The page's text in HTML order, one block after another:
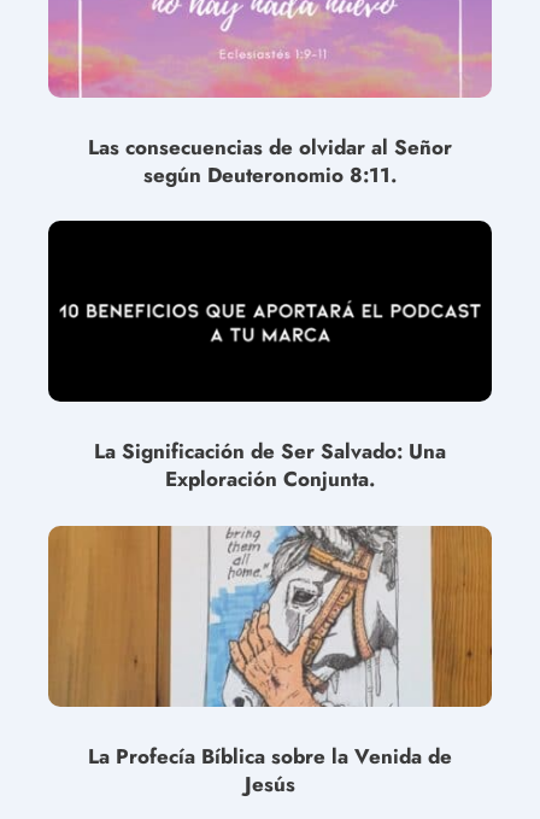
Las consecuencias de olvidar al Señor
según Deuteronomio 8:11.
La Significación de Ser Salvado: Una
Exploración Conjunta.
La Profecía Bíblica sobre la Venida de
Jesús